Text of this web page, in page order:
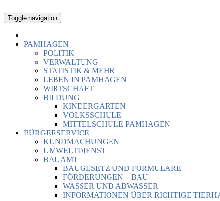
Toggle navigation
PAMHAGEN
POLITIK
VERWALTUNG
STATISTIK & MEHR
LEBEN IN PAMHAGEN
WIRTSCHAFT
BILDUNG
KINDERGARTEN
VOLKSSCHULE
MITTELSCHULE PAMHAGEN
BÜRGERSERVICE
KUNDMACHUNGEN
UMWELTDIENST
BAUAMT
BAUGESETZ UND FORMULARE
FÖRDERUNGEN – BAU
WASSER UND ABWASSER
INFORMATIONEN ÜBER RICHTIGE